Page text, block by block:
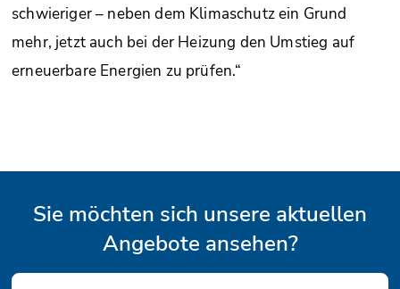
schwieriger – neben dem Klimaschutz ein Grund
mehr, jetzt auch bei der Heizung den Umstieg auf
erneuerbare Energien zu prüfen.“
Sie möchten sich unsere aktuellen
Angebote ansehen?